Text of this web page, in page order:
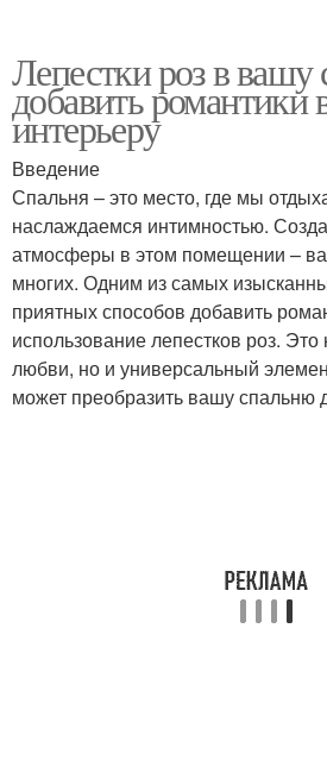
время
Розы для украшения
Аранжировка на
кровати
Лепестки роз в
добавить романтики
интерьеру
Введение
Спальня – это место, где мы
наслаждаемся интимностью.
атмосферы в этом помещении –
многих. Одним из самых
приятных способов добавить
использование лепестков роз.
любви, но и универсальный
может преобразить вашу спальню